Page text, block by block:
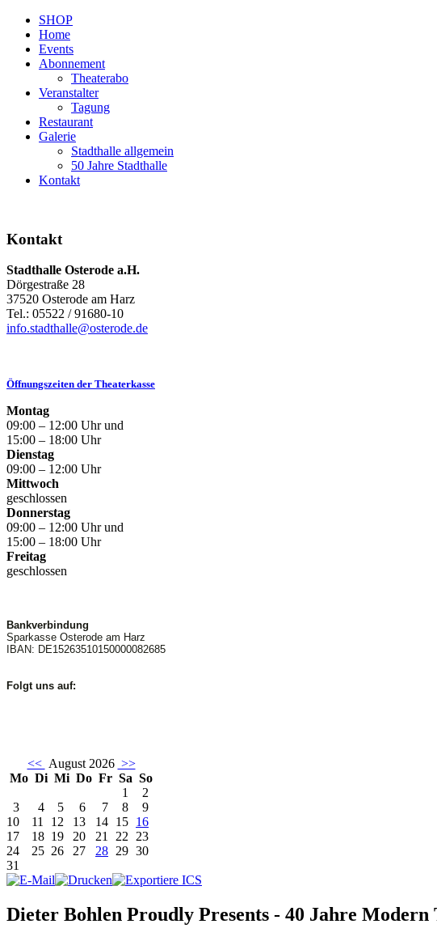
SHOP
Home
Events
Abonnement
Theaterabo
Veranstalter
Tagung
Restaurant
Galerie
Stadthalle allgemein
50 Jahre Stadthalle
Kontakt
Kontakt
Stadthalle Osterode a.H.
Dörgestraße 28
37520 Osterode am Harz
Tel.: 05522 / 91680-10
info.stadthalle@osterode.de
Öffnungszeiten der Theaterkasse
Montag
09:00 – 12:00 Uhr und
15:00 – 18:00 Uhr
Dienstag
09:00 – 12:00 Uhr
Mittwoch
geschlossen
Donnerstag
09:00 – 12:00 Uhr und
15:00 – 18:00 Uhr
Freitag
geschlossen
Bankverbindung
Sparkasse Osterode am Harz
IBAN: DE15263510150000082685
Folgt uns auf:
<< August 2026 >>
Mo Di Mi Do Fr Sa So
1
2
3
4 5 6 7 8
9
10
11 12 13 14 15 16
17
18 19 20 21 22 23
24
25 26 27 28 29 30
31
Dieter Bohlen Proudly Presents - 40 Jahre